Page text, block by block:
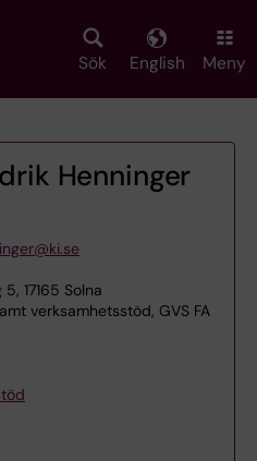
Sök English Meny
Henninger
17165 Solna
verksamhetsstöd, GVS FA